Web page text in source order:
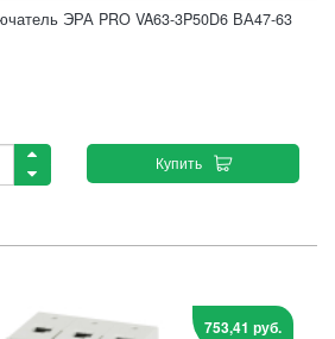
ЭРА PRO VA63-3P50D6 ВА47-63
Купить
753,41 руб.